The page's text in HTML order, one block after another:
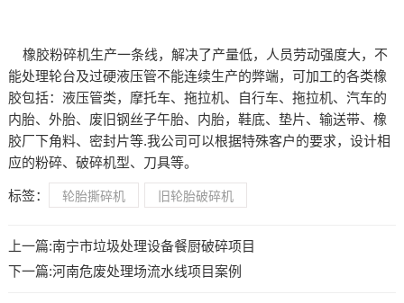
橡胶粉碎机生产一条线，解决了产量低，人员劳动强度大，不
能处理轮台及过硬液压管不能连续生产的弊端，可加工的各类橡
胶包括：液压管类，摩托车、拖拉机、自行车、拖拉机、汽车的
内胎、外胎、废旧钢丝子午胎、内胎，鞋底、垫片、输送带、橡
胶厂下角料、密封片等.我公司可以根据特殊客户的要求，设计相
应的粉碎、破碎机型、刀具等。
标签： 轮胎撕碎机 旧轮胎破碎机
上一篇:南宁市垃圾处理设备餐厨破碎项目
下一篇:河南危废处理场流水线项目案例